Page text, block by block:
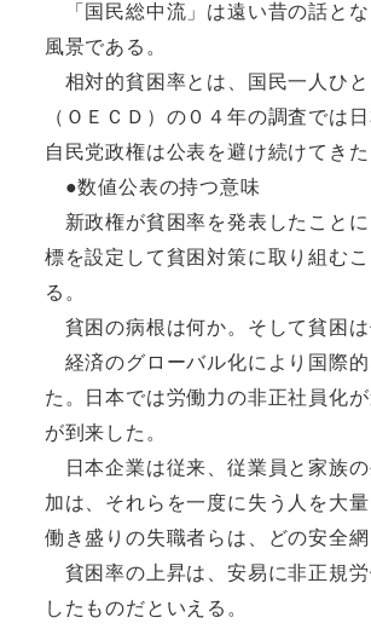
「国民総中流」は遠い昔の話と
風景である。
相対的貧困率とは、国民一人ひ
（ＯＥＣＤ）の０４年の調査では
自民党政権は公表を避け続けてき
●数値公表の持つ意味
新政権が貧困率を発表したことに
標を設定して貧困対策に取り組む
る。
貧困の病根は何か。そして貧困は
経済のグローバル化により国際
た。日本では労働力の非正社員化
が到来した。
日本企業は従来、従業員と家族
加は、それらを一度に失う人を大
働き盛りの失職者らは、どの安全
貧困率の上昇は、安易に非正規
したものだといえる。